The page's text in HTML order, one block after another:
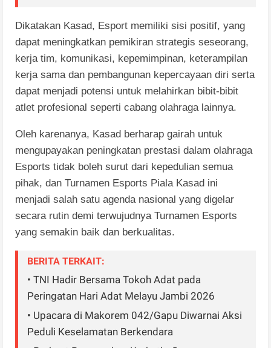
Dikatakan Kasad, Esport memiliki sisi positif, yang
dapat meningkatkan pemikiran strategis seseorang,
kerja tim, komunikasi, kepemimpinan, keterampilan
kerja sama dan pembangunan kepercayaan diri serta
dapat menjadi potensi untuk melahirkan bibit-bibit
atlet profesional seperti cabang olahraga lainnya.
Oleh karenanya, Kasad berharap gairah untuk
mengupayakan peningkatan prestasi dalam olahraga
Esports tidak boleh surut dari kepedulian semua
pihak, dan Turnamen Esports Piala Kasad ini
menjadi salah satu agenda nasional yang digelar
secara rutin demi terwujudnya Turnamen Esports
yang semakin baik dan berkualitas.
BERITA TERKAIT:
• TNI Hadir Bersama Tokoh Adat pada
Peringatan Hari Adat Melayu Jambi 2026
• Upacara di Makorem 042/Gapu Diwarnai Aksi
Peduli Keselamatan Berkendara